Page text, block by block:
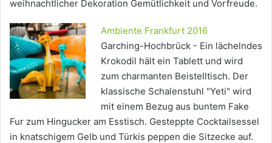
weihnachtlicher Dekoration Gemütlichkeit und Vorfreude.
Ambiente Frankfurt 2016
Garching-Hochbrück - Ein lächelndes
Krokodil hält ein Tablett und wird
zum charmanten Beistelltisch. Der
klassische Schalenstuhl "Yeti" wird
mit einem Bezug aus buntem Fake
Fur zum Hingucker am Esstisch. Gesteppte Cocktailsessel
in knatschigem Gelb und Türkis peppen die Sitzecke auf.